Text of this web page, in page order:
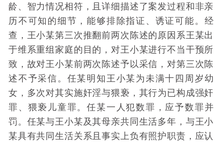
龄、智力情况相符，且详细描述了案发过程和非亲
历不可知的细节，能够排除指证、诱证可能。经
查，王小某第三次推翻前两次陈述的原因系王某出
于维系重组家庭的目的，对王小某进行不当干预所
致，故对王小某前两次陈述予以采信，对第三次陈
述不予采信。任某明知王小某为未满十四周岁幼
女，多次对其实施奸淫与猥亵，其行为已构成强奸
罪、猥亵儿童罪。任某一人犯数罪，应予数罪并
罚。任某与王小某及其母亲共同生活多年，与王小
某具有共同生活关系且事实上负有照护职责，应认